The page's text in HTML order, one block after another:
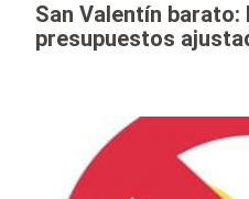
San Valentín
presupuestos